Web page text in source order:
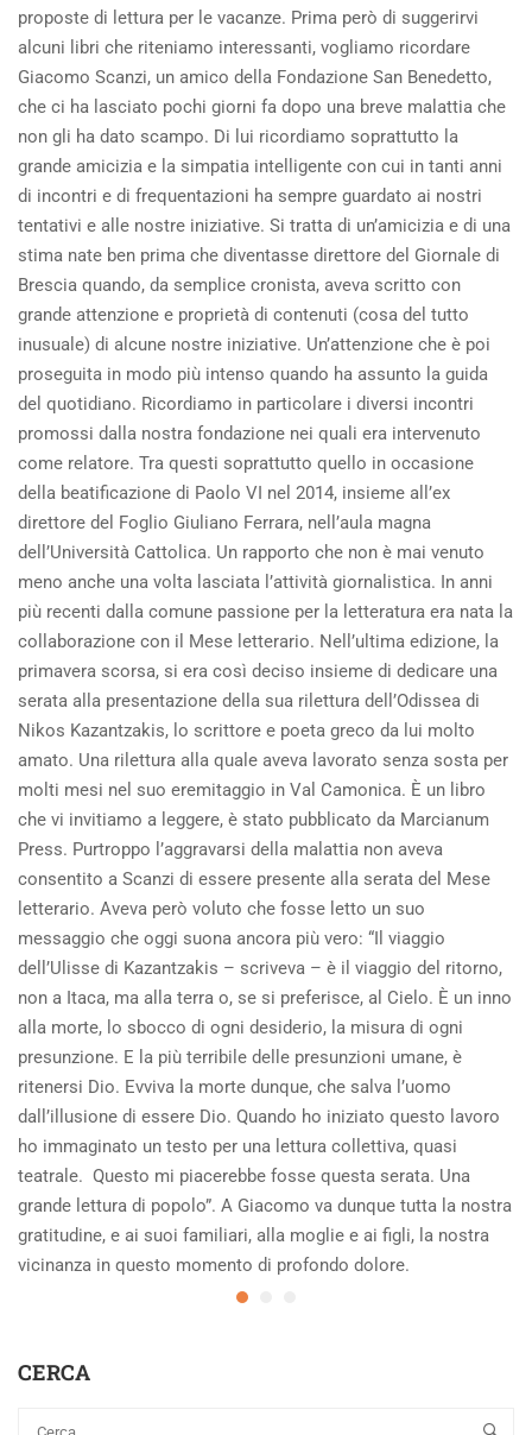
proposte di lettura per le vacanze. Prima però di suggerirvi
alcuni libri che riteniamo interessanti, vogliamo ricordare
Giacomo Scanzi, un amico della Fondazione San Benedetto,
che ci ha lasciato pochi giorni fa dopo una breve malattia che
non gli ha dato scampo. Di lui ricordiamo soprattutto la
grande amicizia e la simpatia intelligente con cui in tanti anni
di incontri e di frequentazioni ha sempre guardato ai nostri
tentativi e alle nostre iniziative. Si tratta di un’amicizia e di una
stima nate ben prima che diventasse direttore del Giornale di
Brescia quando, da semplice cronista, aveva scritto con
grande attenzione e proprietà di contenuti (cosa del tutto
inusuale) di alcune nostre iniziative. Un’attenzione che è poi
proseguita in modo più intenso quando ha assunto la guida
del quotidiano. Ricordiamo in particolare i diversi incontri
promossi dalla nostra fondazione nei quali era intervenuto
come relatore. Tra questi soprattutto quello in occasione
della beatificazione di Paolo VI nel 2014, insieme all’ex
direttore del Foglio Giuliano Ferrara, nell’aula magna
dell’Università Cattolica. Un rapporto che non è mai venuto
meno anche una volta lasciata l’attività giornalistica. In anni
più recenti dalla comune passione per la letteratura era nata la
collaborazione con il Mese letterario. Nell’ultima edizione, la
primavera scorsa, si era così deciso insieme di dedicare una
serata alla presentazione della sua rilettura dell’Odissea di
Nikos Kazantzakis, lo scrittore e poeta greco da lui molto
amato. Una rilettura alla quale aveva lavorato senza sosta per
molti mesi nel suo eremitaggio in Val Camonica. È un libro
che vi invitiamo a leggere, è stato pubblicato da Marcianum
Press. Purtroppo l’aggravarsi della malattia non aveva
consentito a Scanzi di essere presente alla serata del Mese
letterario. Aveva però voluto che fosse letto un suo
messaggio che oggi suona ancora più vero: “Il viaggio
dell’Ulisse di Kazantzakis – scriveva – è il viaggio del ritorno,
non a Itaca, ma alla terra o, se si preferisce, al Cielo. È un inno
alla morte, lo sbocco di ogni desiderio, la misura di ogni
presunzione. E la più terribile delle presunzioni umane, è
ritenersi Dio. Evviva la morte dunque, che salva l’uomo
dall’illusione di essere Dio. Quando ho iniziato questo lavoro
ho immaginato un testo per una lettura collettiva, quasi
teatrale. Questo mi piacerebbe fosse questa serata. Una
grande lettura di popolo”. A Giacomo va dunque tutta la nostra
gratitudine, e ai suoi familiari, alla moglie e ai figli, la nostra
vicinanza in questo momento di profondo dolore.
CERCA